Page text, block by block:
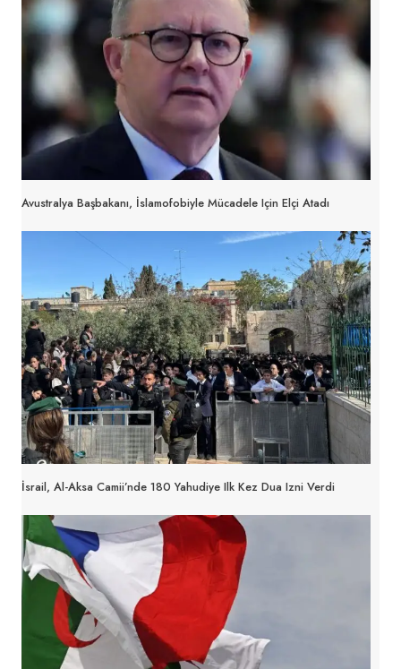
Avustralya Başbakanı, İslamofobiyle Mücadele Için Elçi Atadı
İsrail, Al-Aksa Camii’nde 180 Yahudiye Ilk Kez Dua Izni Verdi